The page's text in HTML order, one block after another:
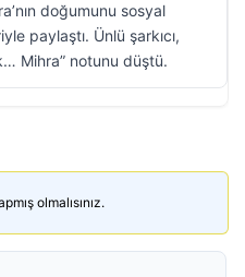
doğumunu sosyal
paylaştı. Ünlü şarkıcı,
Mihra” notunu düştü.
olmalısınız.